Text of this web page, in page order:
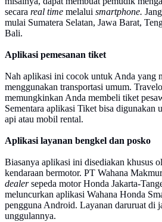
secara real time melalui smartphone.
mulai Sumatera Selatan, Jawa Barat,
Bali.
Aplikasi pemesanan tiket
Nah aplikasi ini cocok untuk Anda yang
menggunakan transportasi umum.
memungkinkan Anda membeli tiket
Sementara aplikasi Tiket bisa digunakan
api atau mobil rental.
Aplikasi layanan bengkel dan posko
Biasanya aplikasi ini disediakan khusus
kendaraan bermotor. PT Wahana
dealersepeda motor Honda Jakarta-
meluncurkan aplikasi Wahana Honda
pengguna Android. Layanan daruruat di
unggulannya.